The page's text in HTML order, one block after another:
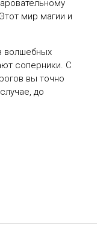
мир магии и
волшебных
соперники. С
вы точно
до